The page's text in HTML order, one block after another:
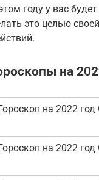
году у вас
это целью
на
на 2022
на 2022 год